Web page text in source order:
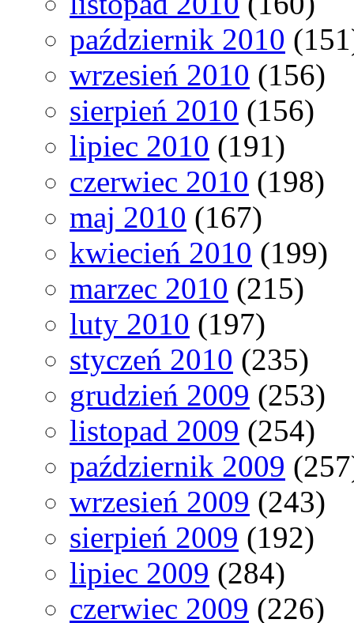
październik 2010
wrzesień 2010 (156)
sierpień 2010 (156)
lipiec 2010 (191)
czerwiec 2010 (198)
maj 2010 (167)
kwiecień 2010 (199)
marzec 2010 (215)
luty 2010 (197)
styczeń 2010 (235)
grudzień 2009 (253)
listopad 2009 (254)
październik 2009
wrzesień 2009 (243)
sierpień 2009 (192)
lipiec 2009 (284)
czerwiec 2009 (226)